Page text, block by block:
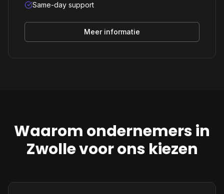
Same-day support
Meer informatie
Waarom ondernemers in
Zwollevoor ons kiezen